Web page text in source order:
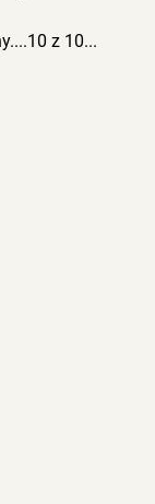
z 10...